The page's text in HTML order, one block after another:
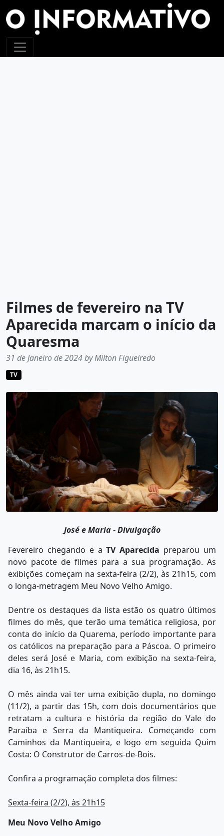
Filmes de fevereiro na TV
Aparecida marcam o início da
Quaresma
31 de Janeiro de 2024 by Milton Figueiredo
TV
José e Maria - Divulgação
Fevereiro chegando e aTV Aparecida preparou um
novo pacote de filmes para a sua programação. As
exibições começam na sexta-feira (2/2), às 21h15, com
o longa-metragem Meu Novo Velho Amigo.
Dentre os destaques da lista estão os quatro últimos
filmes do mês, que terão uma temática religiosa, por
conta do início da Quarema, período importante para
os católicos na preparação para a Páscoa. O primeiro
deles será José e Maria, com exibição na sexta-feira,
dia 16, às 21h15.
O mês ainda vai ter uma exibição dupla, no domingo
(11/2), a partir das 15h, com dois documentários que
retratam a cultura e história da região do Vale do
Paraíba e Serra da Mantiqueira. Começando com
Caminhos da Mantiqueira, e logo em seguida Quim
Costa: O Construtor de Carros-de-Bois.
Confira a programação completa dos filmes:
Sexta-feira (2/2), às 21h15
Meu Novo Velho Amigo